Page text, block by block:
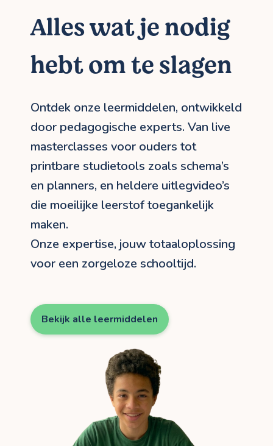
Alles wat je nodig
hebt om te slagen
Ontdek onze leermiddelen, ontwikkeld
door pedagogische experts. Van live
masterclasses voor ouders tot
printbare studietools zoals schema’s
en planners, en heldere uitlegvideo’s
die moeilijke leerstof toegankelijk
maken.
Onze expertise, jouw totaaloplossing
voor een zorgeloze schooltijd.
Bekijk alle leermiddelen